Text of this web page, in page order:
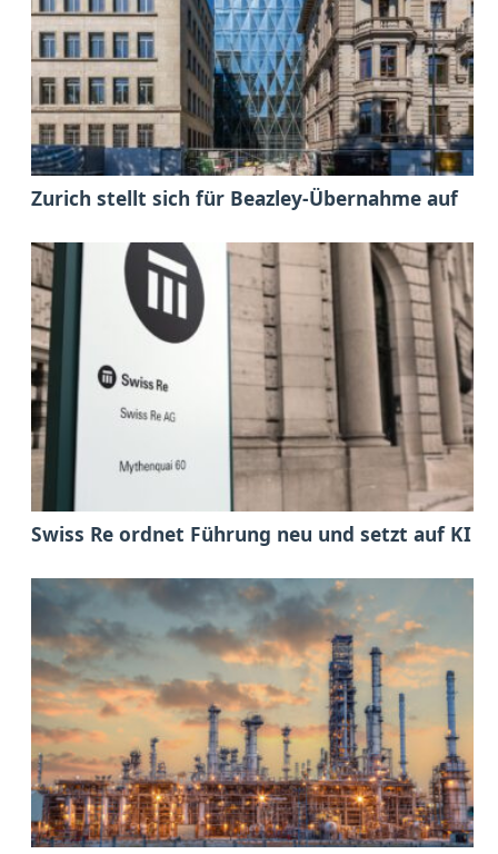
Zurich stellt sich für Beazley-Übernahme auf
Swiss Re ordnet Führung neu und setzt auf KI